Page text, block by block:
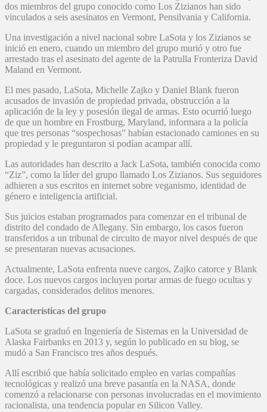
dos miembros del grupo conocido como Los Zizianos han sido
vinculados a seis asesinatos en Vermont, Pensilvania y California.
Una investigación a nivel nacional sobre LaSota y los Zizianos se
inició en enero, cuando un miembro del grupo murió y otro fue
arrestado tras el asesinato del agente de la Patrulla Fronteriza David
Maland en Vermont.
El mes pasado, LaSota, Michelle Zajko y Daniel Blank fueron
acusados de invasión de propiedad privada, obstrucción a la
aplicación de la ley y posesión ilegal de armas. Esto ocurrió luego
de que un hombre en Frostburg, Maryland, informara a la policía
que tres personas “sospechosas” habían estacionado camiones en su
propiedad y le preguntaron si podían acampar allí.
Las autoridades han descrito a Jack LaSota, también conocida como
“Ziz”, como la líder del grupo llamado Los Zizianos. Sus seguidores
adhieren a sus escritos en internet sobre veganismo, identidad de
género e inteligencia artificial.
Sus juicios estaban programados para comenzar en el tribunal de
distrito del condado de Allegany. Sin embargo, los casos fueron
transferidos a un tribunal de circuito de mayor nivel después de que
se presentaran nuevas acusaciones.
Actualmente, LaSota enfrenta nueve cargos, Zajko catorce y Blank
doce. Los nuevos cargos incluyen portar armas de fuego ocultas y
cargadas, considerados delitos menores.
Características del grupo
LaSota se graduó en Ingeniería de Sistemas en la Universidad de
Alaska Fairbanks en 2013 y, según lo publicado en su blog, se
mudó a San Francisco tres años después.
Allí escribió que había solicitado empleo en varias compañías
tecnológicas y realizó una breve pasantía en la NASA, donde
comenzó a relacionarse con personas involucradas en el movimiento
racionalista, una tendencia popular en Silicon Valley.